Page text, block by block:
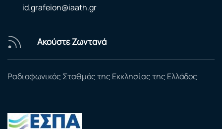
id.grafeion@iaath.gr
Ακούστε Ζωντανά
Ραδιοφωνικός Σταθμός της Εκκλησίας της Ελλάδος